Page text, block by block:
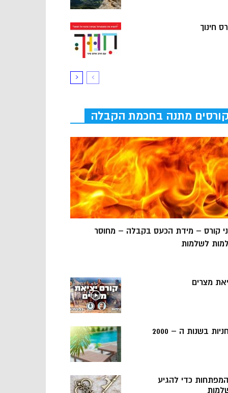
חינוך
קורסים מתנה בחכמת הקבלה
קורס – מידת הכעס בקבלה – מחוסר
לשלמות
מצרים
בשנות ה – 2000
5 המפתחות כדי להגיע